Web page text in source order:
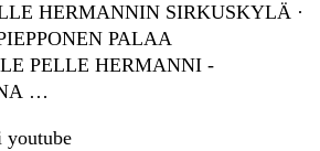
HERMANNIN SIRKUSKYLÄ ·
PALAA
PELLE HERMANNI -
…
youtube